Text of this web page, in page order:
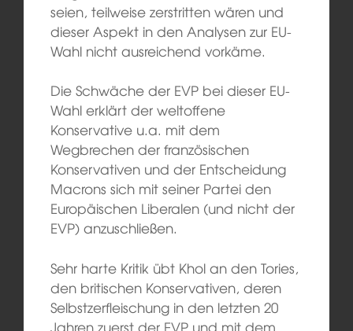
seien, teilweise zerstritten wären und
dieser Aspekt in den Analysen zur EU-
Wahl nicht ausreichend vorkäme.
Die Schwäche der EVP bei dieser EU-
Wahl erklärt der weltoffene
Konservative u.a. mit dem
Wegbrechen der französischen
Konservativen und der Entscheidung
Macrons sich mit seiner Partei den
Europäischen Liberalen (und nicht der
EVP) anzuschließen.
Sehr harte Kritik übt Khol an den Tories,
den britischen Konservativen, deren
Selbstzerfleischung in den letzten 20
Jahren zuerst der EVP und mit dem